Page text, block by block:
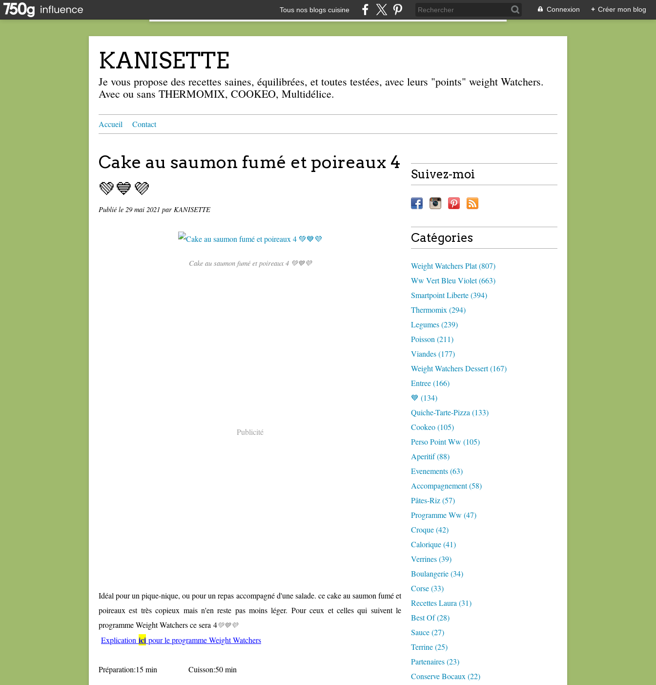
Tous nos blogs cuisine Connexion + Créer mon blog
KANISETTE
Je vous propose des recettes saines, équilibrées, et toutes testées, avec leurs "points" weight Watchers.
Avec ou sans THERMOMIX, COOKEO, Multidélice.
Accueil Contact
Cake au saumon fumé et poireaux 4
💚💙💜
Publié le 29 mai 2021 par KANISETTE
Cake au saumon fumé et poireaux 4 💚💙💜
Publicité
Idéal pour un pique-nique, ou pour un repas accompagné d'une salade. ce cake au saumon fumé et
poireaux est très copieux mais n'en reste pas moins léger. Pour ceux et celles qui suivent le
programme Weight Watchers ce sera 4💚💙💜
Explication ici pour le programme Weight Watchers
Préparation:15 min Cuisson:50 min
Suivez-moi
Catégories
Weight Watchers Plat (807)
Ww Vert Bleu Violet (663)
Smartpoint Liberte (394)
Thermomix (294)
Legumes (239)
Poisson (211)
Viandes (177)
Weight Watchers Dessert (167)
Entree (166)
💙 (134)
Quiche-Tarte-Pizza (133)
Cookeo (105)
Perso Point Ww (105)
Aperitif (88)
Evenements (63)
Accompagnement (58)
Pâtes-Riz (57)
Programme Ww (47)
Croque (42)
Calorique (41)
Verrines (39)
Boulangerie (34)
Corse (33)
Recettes Laura (31)
Best Of (28)
Sauce (27)
Terrine (25)
Partenaires (23)
Conserve Bocaux (22)